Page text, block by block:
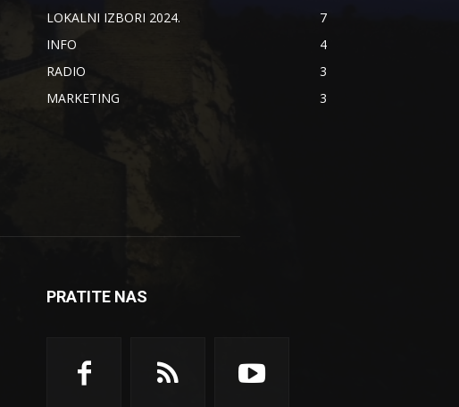
LOKALNI IZBORI 2024.
7
INFO
4
RADIO
3
MARKETING
3
PRATITE NAS